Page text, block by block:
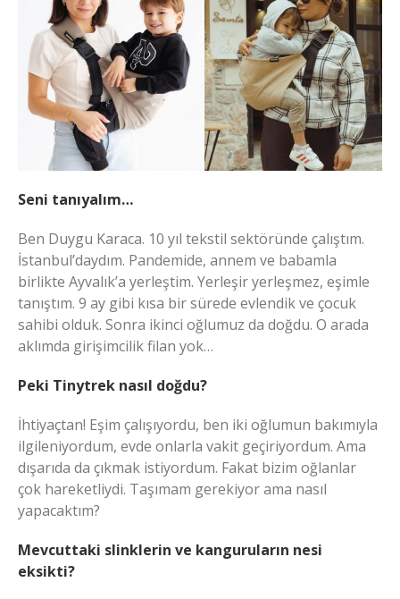
Seni tanıyalım…
Ben Duygu Karaca. 10 yıl tekstil sektöründe çalıştım.
İstanbul’daydım. Pandemide, annem ve babamla
birlikte Ayvalık’a yerleştim. Yerleşir yerleşmez, eşimle
tanıştım. 9 ay gibi kısa bir sürede evlendik ve çocuk
sahibi olduk. Sonra ikinci oğlumuz da doğdu. O arada
aklımda girişimcilik filan yok…
Peki Tinytrek nasıl doğdu?
İhtiyaçtan! Eşim çalışıyordu, ben iki oğlumun bakımıyla
ilgileniyordum, evde onlarla vakit geçiriyordum. Ama
dışarıda da çıkmak istiyordum. Fakat bizim oğlanlar
çok hareketliydi. Taşımam gerekiyor ama nasıl
yapacaktım?
Mevcuttaki slinklerin ve kanguruların nesi
eksikti?